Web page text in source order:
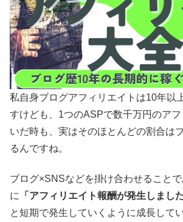
私自身ブログアフィリエイトは10年以
すけども、1つのASPで数千万円のア
いだ時も、実はそのほとんどの割合は
るんですね。
ブログ×SNSなどを掛け合わせること
に
「アフィリエイト報酬が発生しました
と短期で発生していくように成長して